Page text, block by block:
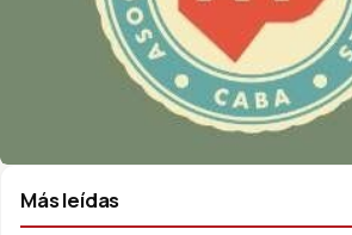
Más leídas